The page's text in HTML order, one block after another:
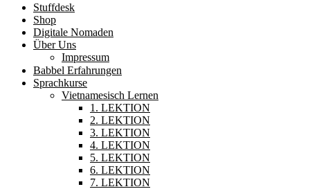
Stuffdesk
Shop
Digitale Nomaden
Über Uns
Impressum
Babbel Erfahrungen
Sprachkurse
Vietnamesisch Lernen
1. LEKTION
2. LEKTION
3. LEKTION
4. LEKTION
5. LEKTION
6. LEKTION
7. LEKTION